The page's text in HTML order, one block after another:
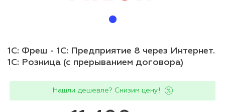
1С: Фреш - 1С: Предприятие 8 через Интернет.
1С: Розница (с прерыванием договора)
Нашли дешевле? Снизим цену!